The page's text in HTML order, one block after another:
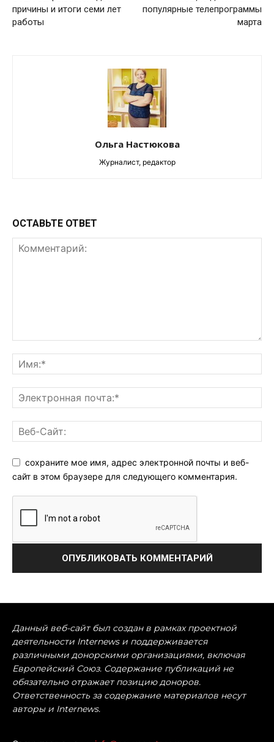
причины и итоги семи лет
работы
популярные телепрограммы
марта
Ольга Настюкова
Журналист, редактор
ОСТАВЬТЕ ОТВЕТ
сохраните мое имя, адрес электронной почты и веб-
сайт в этом браузере для следующего комментария.
Данный веб-сайт был создан в рамках проектной
деятельности Internews и поддерживается
различными донорскими организациями, включая
Европейский Союз. Содержание публикаций не
обязательно отражает позицию доноров.
Ответственность за содержание материалов несут
авторы и Internews.